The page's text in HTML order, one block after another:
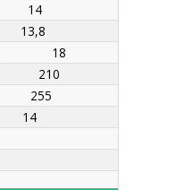
14
13,8
18
210
255
14